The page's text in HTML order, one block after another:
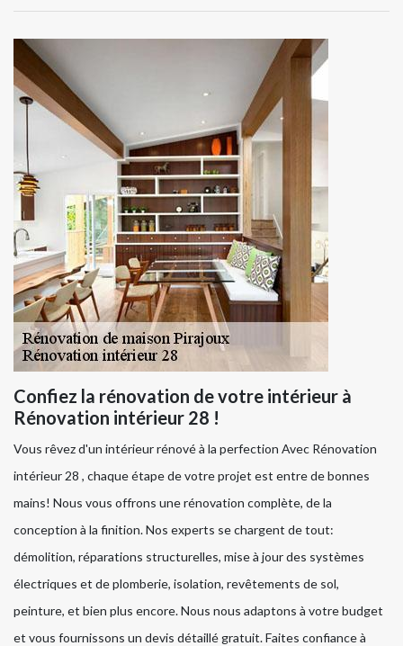
Confiez la rénovation de votre intérieur à
Rénovation intérieur 28 !
Vous rêvez d'un intérieur rénové à la perfection Avec Rénovation
intérieur 28 , chaque étape de votre projet est entre de bonnes
mains! Nous vous offrons une rénovation complète, de la
conception à la finition. Nos experts se chargent de tout:
démolition, réparations structurelles, mise à jour des systèmes
électriques et de plomberie, isolation, revêtements de sol,
peinture, et bien plus encore. Nous nous adaptons à votre budget
et vous fournissons un devis détaillé gratuit. Faites confiance à